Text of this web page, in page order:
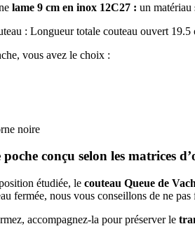
lame 9 cm en inox 12C27 : un matériau
: Longueur totale couteau ouvert
vous avez le choix :
noire
conçu selon les matrices
étudiée, le couteau Queue de
fermée, nous vous conseillons de ne
accompagnez-la pour préserver le